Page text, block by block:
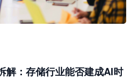
解：存储行业能否建成AI时